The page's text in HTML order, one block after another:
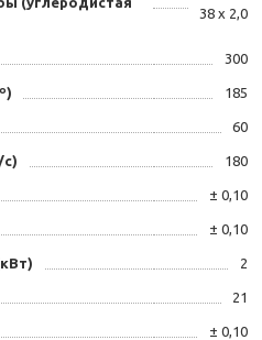
38 х 2,0
300
185
60
с) 180
± 0,10
± 0,10
2
21
± 0,10